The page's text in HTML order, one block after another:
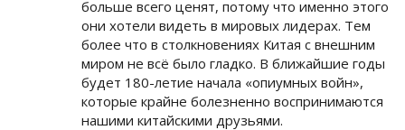
больше всего ценят, потому что именно этого
они хотели видеть в мировых лидерах. Тем
более что в столкновениях Китая с внешним
миром не всё было гладко. В ближайшие годы
будет 180-летие начала «опиумных войн»,
которые крайне болезненно воспринимаются
нашими китайскими друзьями.